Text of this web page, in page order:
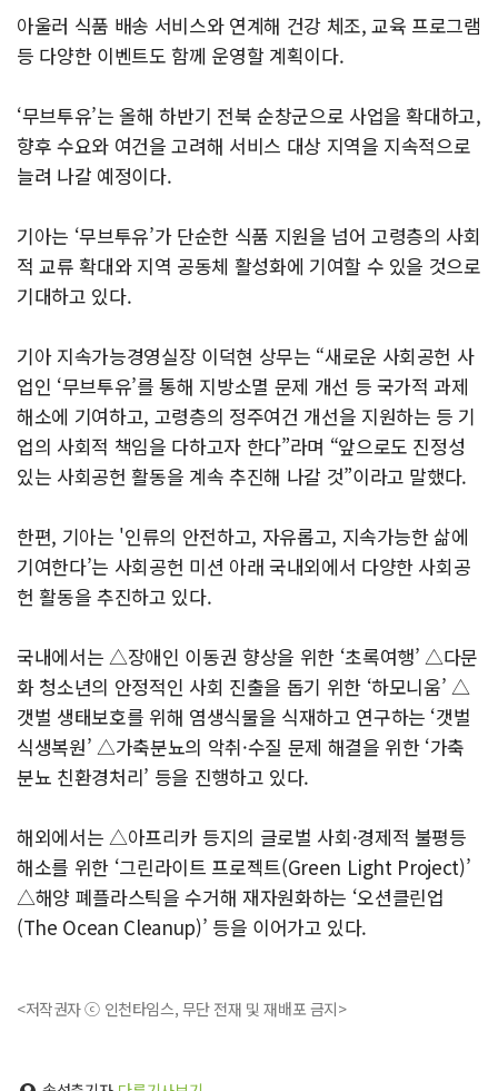
아울러 식품 배송 서비스와 연계해 건강 체조, 교육 프로그램
등 다양한 이벤트도 함께 운영할 계획이다.
‘무브투유’는 올해 하반기 전북 순창군으로 사업을 확대하고,
향후 수요와 여건을 고려해 서비스 대상 지역을 지속적으로
늘려 나갈 예정이다.
기아는 ‘무브투유’가 단순한 식품 지원을 넘어 고령층의 사회
적 교류 확대와 지역 공동체 활성화에 기여할 수 있을 것으로
기대하고 있다.
기아 지속가능경영실장 이덕현 상무는 “새로운 사회공헌 사
업인 ‘무브투유’를 통해 지방소멸 문제 개선 등 국가적 과제
해소에 기여하고, 고령층의 정주여건 개선을 지원하는 등 기
업의 사회적 책임을 다하고자 한다”라며 “앞으로도 진정성
있는 사회공헌 활동을 계속 추진해 나갈 것”이라고 말했다.
한편, 기아는 '인류의 안전하고, 자유롭고, 지속가능한 삶에
기여한다’는 사회공헌 미션 아래 국내외에서 다양한 사회공
헌 활동을 추진하고 있다.
국내에서는 △장애인 이동권 향상을 위한 ‘초록여행’ △다문
화 청소년의 안정적인 사회 진출을 돕기 위한 ‘하모니움’ △
갯벌 생태보호를 위해 염생식물을 식재하고 연구하는 ‘갯벌
식생복원’ △가축분뇨의 악취·수질 문제 해결을 위한 ‘가축
분뇨 친환경처리’ 등을 진행하고 있다.
해외에서는 △아프리카 등지의 글로벌 사회·경제적 불평등
해소를 위한 ‘그린라이트 프로젝트(Green Light Project)’
△해양 폐플라스틱을 수거해 재자원화하는 ‘오션클린업
(The Ocean Cleanup)’ 등을 이어가고 있다.
<저작권자 ⓒ 인천타임스, 무단 전재 및 재배포 금지>